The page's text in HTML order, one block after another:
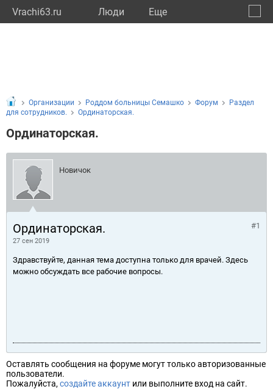
Vrachi63.ru Люди Eще
Организации Роддом больницы Семашко Форум
Раздел
для сотрудников.
Ординаторская.
Ординаторская.
Новичок
Ординаторская.
27 сен 2019
#1
Здравствуйте, данная тема доступна только для врачей. Здесь
можно обсуждать все рабочие вопросы.
Оставлять сообщения на форуме могут только авторизованные
пользователи.
Пожалуйста, создайте аккаунт или выполните вход на сайт.